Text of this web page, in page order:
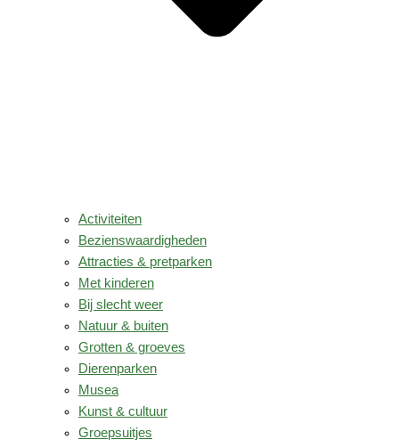
Activiteiten
Bezienswaardigheden
Attracties & pretparken
Met kinderen
Bij slecht weer
Natuur & buiten
Grotten & groeves
Dierenparken
Musea
Kunst & cultuur
Groepsuitjes